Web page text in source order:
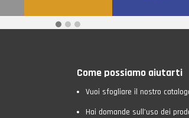
Come possiamo aiutarti
Vuoi sfogliare il nostro
Hai domande sull’uso dei